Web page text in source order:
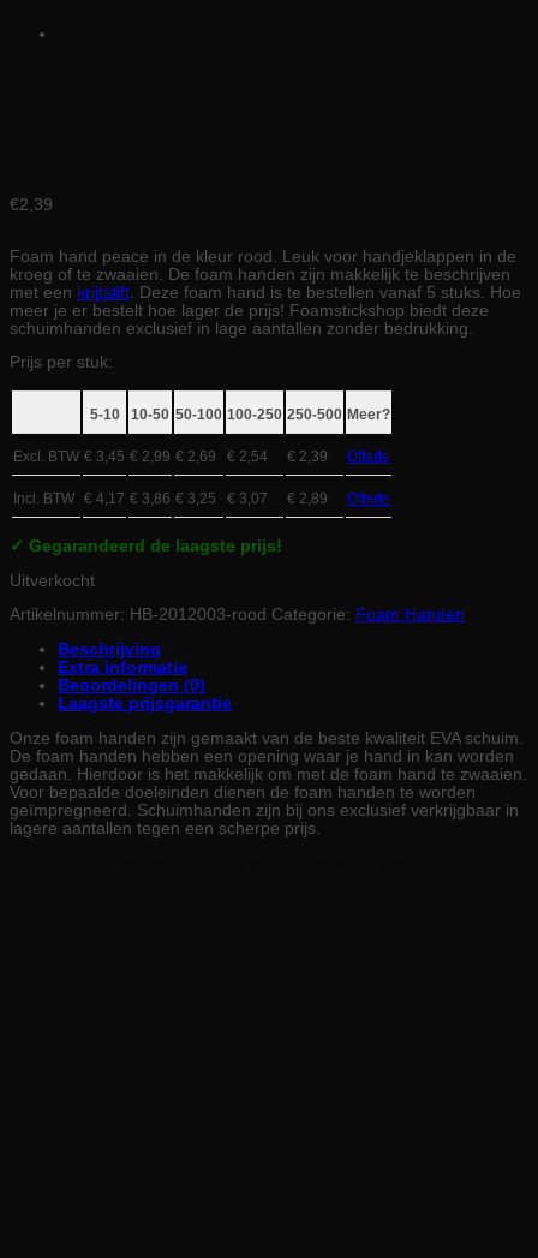
€2,39
Foam hand peace in de kleur rood. Leuk voor handjeklappen in de
kroeg of te zwaaien. De foam handen zijn makkelijk te beschrijven
met een krijtstift . Deze foam hand is te bestellen vanaf 5 stuks. Hoe
meer je er bestelt hoe lager de prijs! Foamstickshop biedt deze
schuimhanden exclusief in lage aantallen zonder bedrukking.
Prijs per stuk:
5-10 10-50 50-100 100-250 250-500 Meer?
Excl. BTW € 3,45 € 2,99 € 2,69 € 2,54 € 2,39 Offerte
Incl. BTW € 4,17 € 3,86 € 3,25 € 3,07 € 2,89 Offerte
✓ Gegarandeerd de laagste prijs!
Uitverkocht
Artikelnummer: HB-2012003-rood Categorie: Foam Handen
Beschrijving
Extra informatie
Beoordelingen (0)
Laagste prijsgarantie
Onze foam handen zijn gemaakt van de beste kwaliteit EVA schuim.
De foam handen hebben een opening waar je hand in kan worden
gedaan. Hierdoor is het makkelijk om met de foam hand te zwaaien.
Voor bepaalde doeleinden dienen de foam handen te worden
geïmpregneerd. Schuimhanden zijn bij ons exclusief verkrijgbaar in
lagere aantallen tegen een scherpe prijs.